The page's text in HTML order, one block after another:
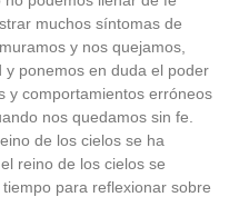
muchos síntomas de
y nos quejamos,
ponemos en duda el poder
y comportamientos erróneos
nos quedamos sin fe.
de los cielos se ha
reino de los cielos se
para reflexionar sobre